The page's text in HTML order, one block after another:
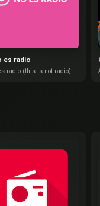
es radio
radio (this is not radio)